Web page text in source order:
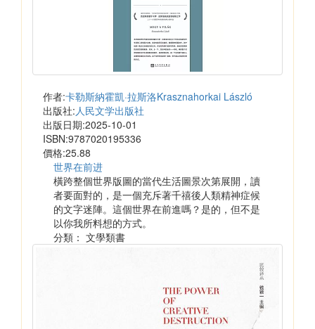
作者:卡勒斯納霍凱·拉斯洛Krasznahorkai László
出版社:人民文学出版社
出版日期:2025-10-01
ISBN:9787020195336
價格:25.88
世界在前进
橫跨整個世界版圖的當代生活圖景次第展開，讀
者要面對的，是一個充斥著千禧後人類精神症候
的文字迷陣。這個世界在前進嗎？是的，但不是
以你我所料想的方式。
分類： 文學類書